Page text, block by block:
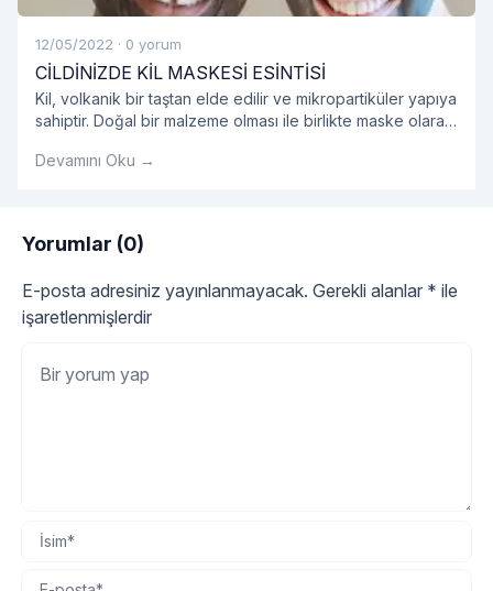
12/05/2022 · 0 yorum
CİLDİNİZDE KİL MASKESİ ESİNTİSİ
Kil, volkanik bir taştan elde edilir ve mikropartiküler yapıya
sahiptir. Doğal bir malzeme olması ile birlikte maske olarak
Devamını Oku →
Yorumlar (0)
E-posta adresiniz yayınlanmayacak. Gerekli alanlar * ile
işaretlenmişlerdir